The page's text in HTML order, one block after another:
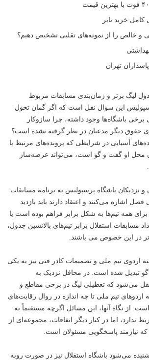
و خالص را از نمونه‌های تقلبی تشخیص دهیم؟
تهران
لیگ برتر و زمان‌بندی مسابقات مربوط
این سوال نقل است که اگر گمان تحول
باشگاه‌ها وجود داشته، چرا سازوکار
حقوق دیگر مدعیان در نظر گرفته نشده است؟
آسیایی در شرایطی که پرونده‌های مرتبط با
محل او گفت و گو است، می‌تواند عرصه‌ساز
نزدیکان باشگاه پرسپولیس به برنامه مسابقات
فصل اشاره می‌کنند و اعتقاد دارند باید بازدید
همه تیم‌ها به شکل برابر فراهم بوده است یا
مسابقات استقلال برابر تیم‌های بالانشین جدول،
تر در این خصوص می باشند.
اردوی تیم ملی و تصمیمات کادر فنی نیز به یکی
تبدیل شده است. در محافل نزدیک به
می‌شود که تعطیلی لیگ در برخی مقاطع و
اردوهای تیم ملی تا چه اندازه در روال رقابت‌های
از نگاه آنها، این مسائل اگرچه مستقیماً به
ندارد، اما در کنار دیگر اتفاقات، مجموعه‌ای از
که نیازمند پاسخگویی مسئولان است.
می‌شود باشگاه استقلال نیز در صورت روبه